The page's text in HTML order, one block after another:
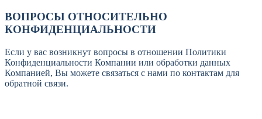
ВОПРОСЫ ОТНОСИТЕЛЬНО
КОНФИДЕНЦИАЛЬНОСТИ
Если у вас возникнут вопросы в отношении Политики
Конфиденциальности Компании или обработки данных
Компанией, Вы можете связаться с нами по контактам для
обратной связи.